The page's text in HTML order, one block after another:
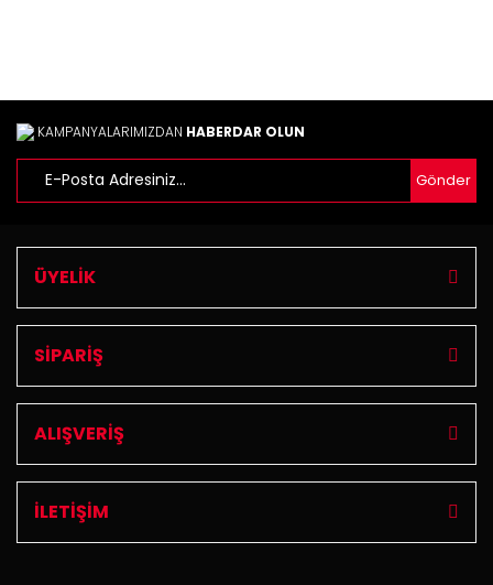
Ürün fiyatı diğer sitelerden daha pahalı.
Bu ürüne benzer farklı alternatifler olmalı.
KAMPANYALARIMIZDAN HABERDAR OLUN
Gönder
ÜYELİK
SİPARİŞ
ALIŞVERİŞ
İLETİŞİM